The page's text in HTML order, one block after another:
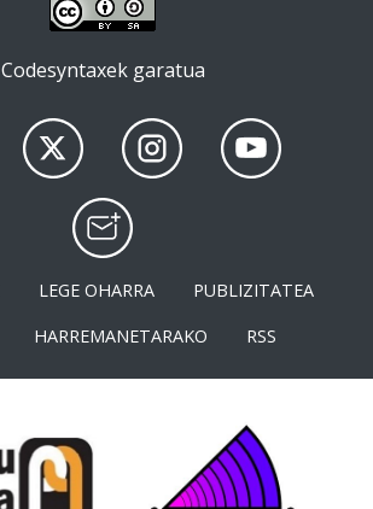
Codesyntaxek garatua
LEGE OHARRA
PUBLIZITATEA
HARREMANETARAKO RSS